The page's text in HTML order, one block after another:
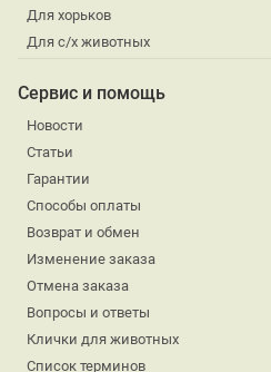
Для хорьков
Для с/х животных
Сервис и помощь
Новости
Статьи
Гарантии
Способы оплаты
Возврат и обмен
Изменение заказа
Отмена заказа
Вопросы и ответы
Клички для животных
Список терминов